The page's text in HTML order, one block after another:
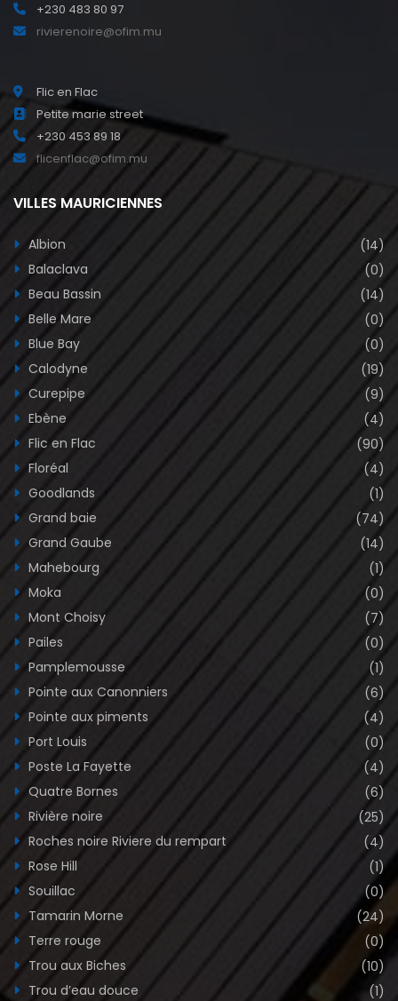
+230 483 80 97
rivierenoire@ofim.mu
Flic en Flac
Petite marie street
+230 453 89 18
flicenflac@ofim.mu
VILLES MAURICIENNES
Albion
(14)
Balaclava
(0)
Beau Bassin
(14)
Belle Mare
(0)
Blue Bay
(0)
Calodyne
(19)
Curepipe
(9)
Ebène
(4)
Flic en Flac
(90)
Floréal
(4)
Goodlands
(1)
Grand baie
(74)
Grand Gaube
(14)
Mahebourg
(1)
Moka
(0)
Mont Choisy
(7)
Pailes
(0)
Pamplemousse
(1)
Pointe aux Canonniers
(6)
Pointe aux piments
(4)
Port Louis
(0)
Poste La Fayette
(4)
Quatre Bornes
(6)
Rivière noire
(25)
Roches noire Riviere du rempart
(4)
Rose Hill
(1)
Souillac
(0)
Tamarin Morne
(24)
Terre rouge
(0)
Trou aux Biches
(10)
Trou d’eau douce
(1)